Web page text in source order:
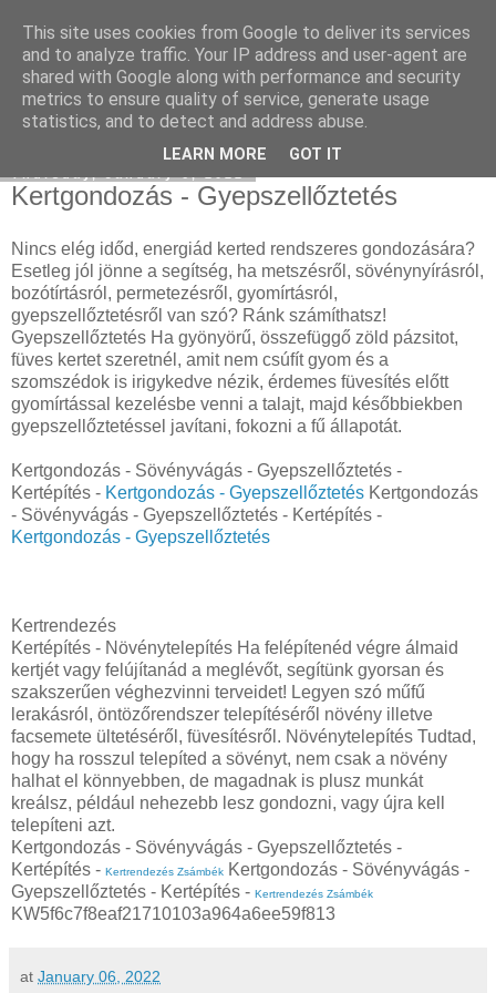
Katalizátor felvásárlás
Kertgondozás - Gyepszellőztetés
Nincs elég időd, energiád kerted rendszeres gondozására?
Esetleg jól jönne a segítség, ha metszésről, sövénynyírásról,
bozótírtásról, permetezésről, gyomírtásról,
gyepszellőztetésről van szó? Ránk számíthatsz!
Gyepszellőztetés Ha gyönyörű, összefüggő zöld pázsitot,
füves kertet szeretnél, amit nem csúfít gyom és a
szomszédok is irigykedve nézik, érdemes füvesítés előtt
gyomírtással kezelésbe venni a talajt, majd későbbiekben
gyepszellőztetéssel javítani, fokozni a fű állapotát.
Kertgondozás - Sövényvágás - Gyepszellőztetés -
Kertépítés - Kertgondozás - Gyepszellőztetés Kertgondozás
- Sövényvágás - Gyepszellőztetés - Kertépítés -
Kertgondozás - Gyepszellőztetés
Kertrendezés
Kertépítés - Növénytelepítés Ha felépítenéd végre álmaid
kertjét vagy felújítanád a meglévőt, segítünk gyorsan és
szakszerűen véghezvinni terveidet! Legyen szó műfű
lerakásról, öntözőrendszer telepítéséről növény illetve
facsemete ültetéséről, füvesítésről. Növénytelepítés Tudtad,
hogy ha rosszul telepíted a sövényt, nem csak a növény
halhat el könnyebben, de magadnak is plusz munkát
kreálsz, például nehezebb lesz gondozni, vagy újra kell
telepíteni azt.
Kertgondozás - Sövényvágás - Gyepszellőztetés -
Kertépítés - Kertrendezés Zsámbék Kertgondozás - Sövényvágás -
Gyepszellőztetés - Kertépítés - Kertrendezés Zsámbék
KW5f6c7f8eaf21710103a964a6ee59f813
at January 06, 2022
This site uses cookies from Google to deliver its services
and to analyze traffic. Your IP address and user-agent are
shared with Google along with performance and security
metrics to ensure quality of service, generate usage
statistics, and to detect and address abuse.
LEARN MORE GOT IT